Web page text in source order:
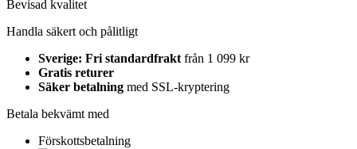
Bevisad kvalitet
Handla säkert och pålitligt
Sverige: Fri standardfrakt från 1 099 kr
Gratis returer
Säker betalning med SSL-kryptering
Betala bekvämt med
Förskottsbetalning